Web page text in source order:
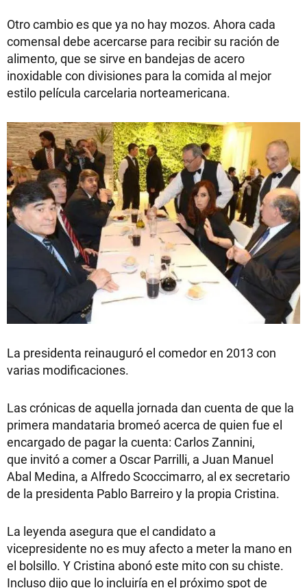
Otro cambio es que ya no hay mozos. Ahora cada
comensal debe acercarse para recibir su ración de
alimento, que se sirve en bandejas de acero
inoxidable con divisiones para la comida al mejor
estilo película carcelaria norteamericana.
La presidenta reinauguró el comedor en 2013 con
varias modificaciones.
Las crónicas de aquella jornada dan cuenta de que la
primera mandataria bromeó acerca de quien fue el
encargado de pagar la cuenta: Carlos Zannini,
que invitó a comer a Oscar Parrilli, a Juan Manuel
Abal Medina, a Alfredo Scoccimarro, al ex secretario
de la presidenta Pablo Barreiro y la propia Cristina.
La leyenda asegura que el candidato a
vicepresidente no es muy afecto a meter la mano en
el bolsillo. Y Cristina abonó este mito con su chiste.
Incluso dijo que lo incluiría en el próximo spot de